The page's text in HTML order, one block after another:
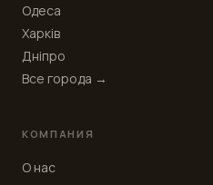
Одеса
Харків
Дніпро
Все города →
КОМПАНИЯ
О нас